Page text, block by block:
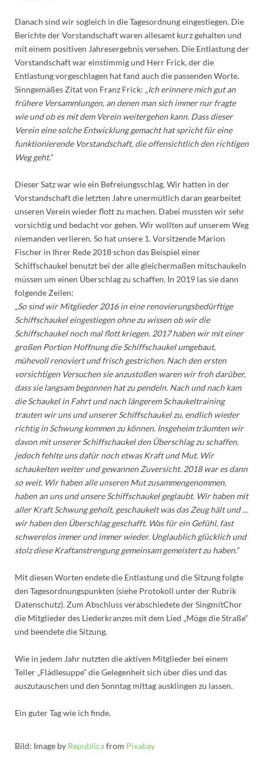
Danach sind wir sogleich in die Tagesordnung eingestiegen. Die
Berichte der Vorstandschaft waren allesamt kurz gehalten und
mit einem positiven Jahresergebnis versehen. Die Entlastung der
Vorstandschaft war einstimmig und Herr Frick, der die
Entlastung vorgeschlagen hat fand auch die passenden Worte.
Sinngemäßes Zitat von Franz Frick: „Ich erinnere mich gut an
frühere Versammlungen, an denen man sich immer nur fragte
wie und ob es mit dem Verein weitergehen kann. Dass dieser
Verein eine solche Entwicklung gemacht hat spricht für eine
funktionierende Vorstandschaft, die offensichtlich den richtigen
Weg geht.“
Dieser Satz war wie ein Befreiungsschlag. Wir hatten in der
Vorstandschaft die letzten Jahre unermütlich daran gearbeitet
unseren Verein wieder flott zu machen. Dabei mussten wir sehr
vorsichtig und bedacht vor gehen. Wir wollten auf unserem Weg
niemanden verlieren. So hat unsere 1. Vorsitzende Marion
Fischer in Ihrer Rede 2018 schon das Beispiel einer
Schiffschaukel benutzt bei der alle gleichermaßen mitschaukeln
müssen um einen Überschlag zu schaffen. In 2019 las sie dann
folgende Zeilen:
„So sind wir Mitglieder 2016 in eine renovierungsbedürftige
Schiffschaukel eingestiegen ohne zu wissen ob wir die
Schiffschaukel noch mal flott kriegen. 2017 haben wir mit einer
großen Portion Hoffnung die Schiffschaukel umgebaut,
mühevoll renoviert und frisch gestrichen. Nach den ersten
vorsichtigen Versuchen sie anzustoßen waren wir froh darüber,
dass sie langsam begonnen hat zu pendeln. Nach und nach kam
die Schaukel in Fahrt und nach längerem Schaukeltraining
trauten wir uns und unserer Schiffschaukel zu, endlich wieder
richtig in Schwung kommen zu können. Insgeheim träumten wir
davon mit unserer Schiffschaukel den Überschlag zu schaffen,
jedoch fehlte uns dafür noch etwas Kraft und Mut. Wir
schaukelten weiter und gewannen Zuversicht. 2018 war es dann
so weit. Wir haben alle unseren Mut zusammengenommen,
haben an uns und unsere Schiffschaukel geglaubt. Wir haben mit
aller Kraft Schwung geholt, geschaukelt was das Zeug hält und …
wir haben den Überschlag geschafft. Was für ein Gefühl, fast
schwerelos immer und immer wieder. Unglaublich glücklich und
stolz diese Kraftanstrengung gemeinsam gemeistert zu haben.“
Mit diesen Worten endete die Entlastung und die Sitzung folgte
den Tagesordnungspunkten (siehe Protokoll unter der Rubrik
Datenschutz). Zum Abschluss verabschiedete der SingmitChor
die Mitglieder des Liederkranzes mit dem Lied „Möge die Straße“
und beendete die Sitzung.
Wie in jedem Jahr nutzten die aktiven Mitglieder bei einem
Teller „Flädlesuppe“ die Gelegenheit sich über dies und das
auszutauschen und den Sonntag mittag ausklingen zu lassen.
Ein guter Tag wie ich finde.
Bild: Image by Republicafrom Pixabay